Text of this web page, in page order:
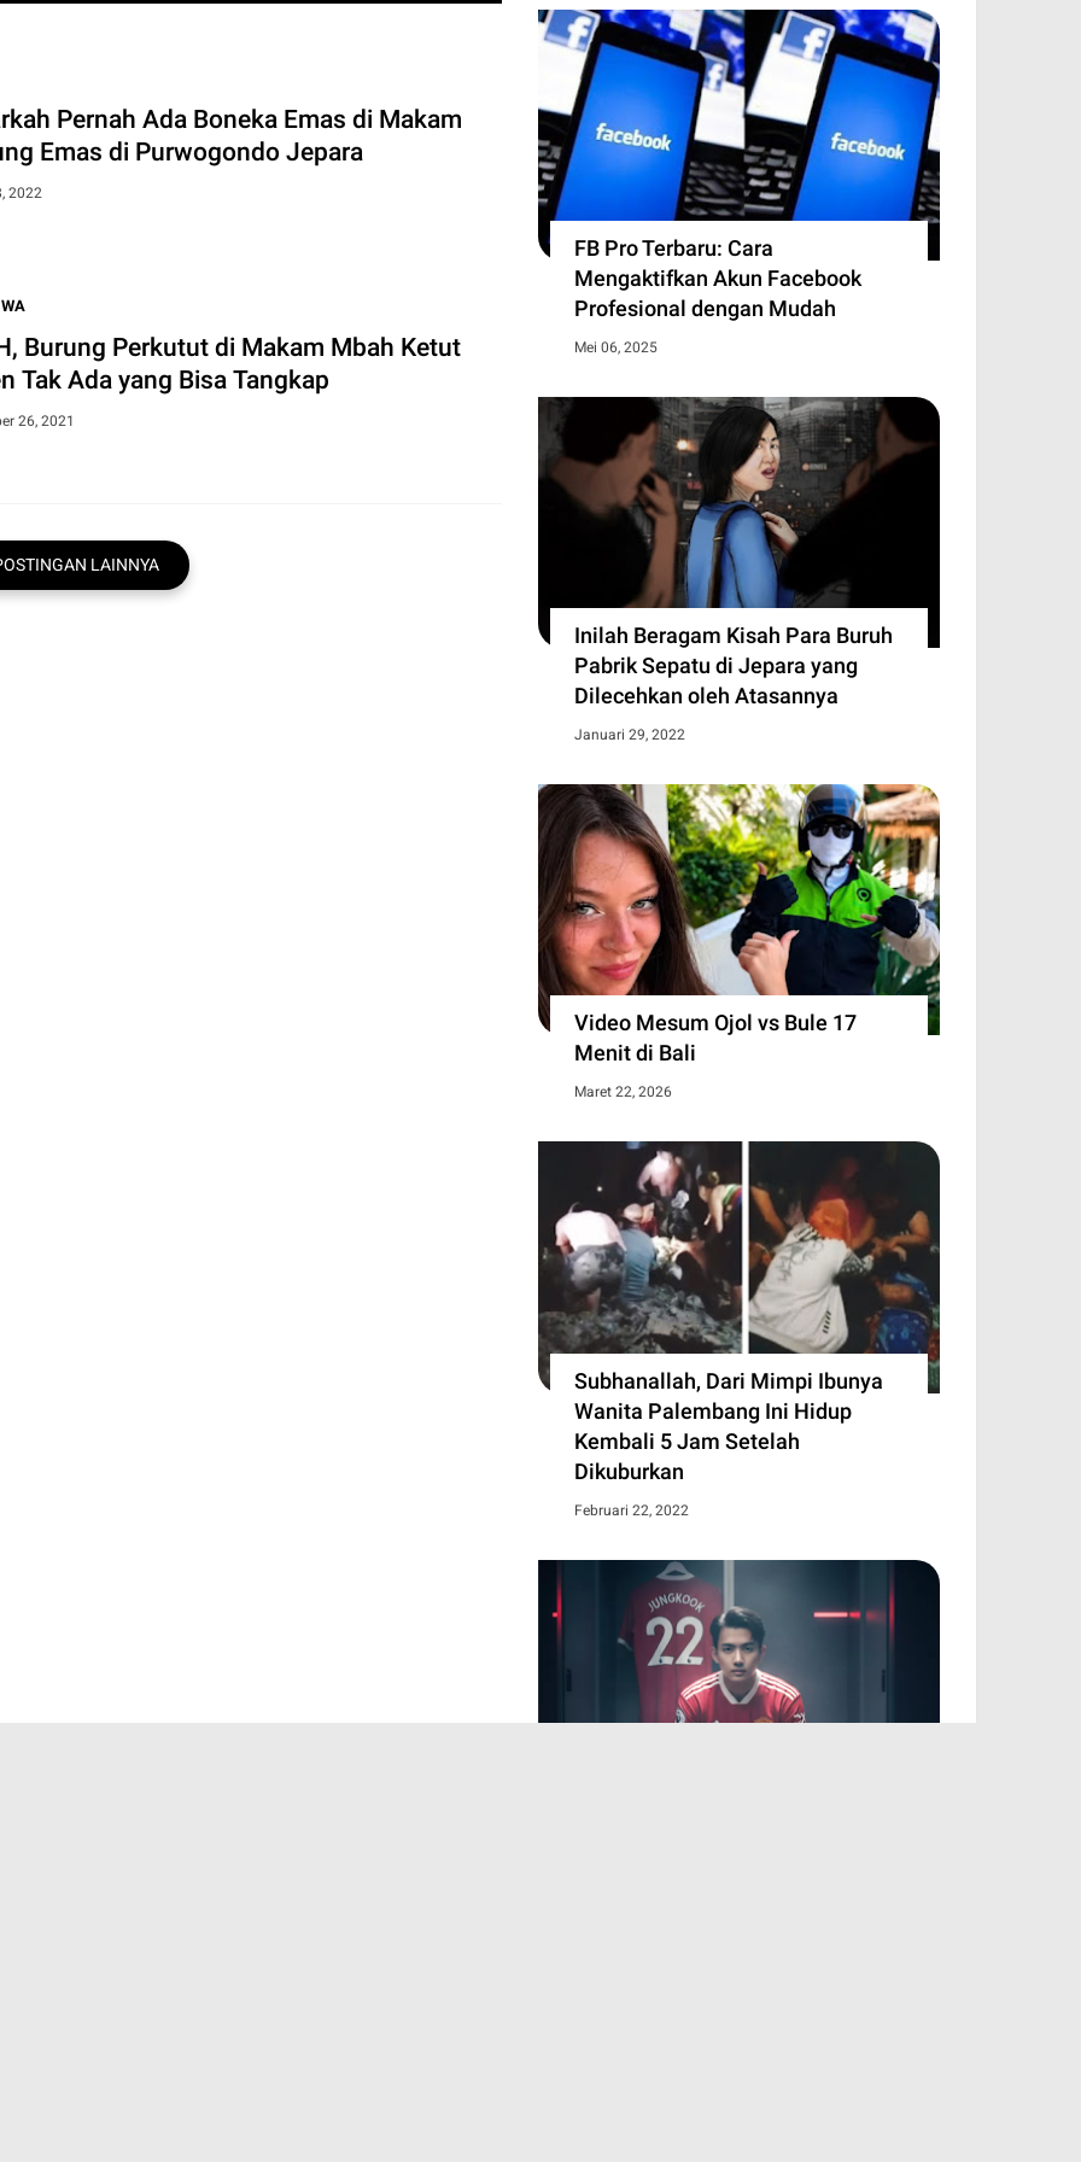
Sakit Kronis Bisa Menjerumuskan Keluarga ke Jurang
Kemiskinan, Perlindungan PBI BPJS Kesehatan Jadi Kebutuhan
Koran - Penyakit kronis tidak hanya menjadi tantangan besar bagi kesehatan masyarakat, tetapi
juga dapat memicu kemiskinan baru. Beban biaya pengobatan jangka p…
Pernah Ada Boneka Emas di Makam
Emas di Purwogondo Jepara
2022
Burung Perkutut di Makam Mbah Ketut
Tak Ada yang Bisa Tangkap
26, 2021
LAINNYA
FB Pro Terbaru: Cara
Mengaktifkan Akun Facebook
Profesional dengan Mudah
Mei 06, 2025
Inilah Beragam Kisah Para Buruh
Pabrik Sepatu di Jepara yang
Dilecehkan oleh Atasannya
Januari 29, 2022
Video Mesum Ojol vs Bule 17
Menit di Bali
Maret 22, 2026
Subhanallah, Dari Mimpi Ibunya
Wanita Palembang Ini Hidup
Kembali 5 Jam Setelah
Dikuburkan
Februari 22, 2022